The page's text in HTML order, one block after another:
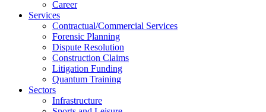
Career
Services
Contractual/Commercial Services
Forensic Planning
Dispute Resolution
Construction Claims
Litigation Funding
Quantum Training
Sectors
Infrastructure